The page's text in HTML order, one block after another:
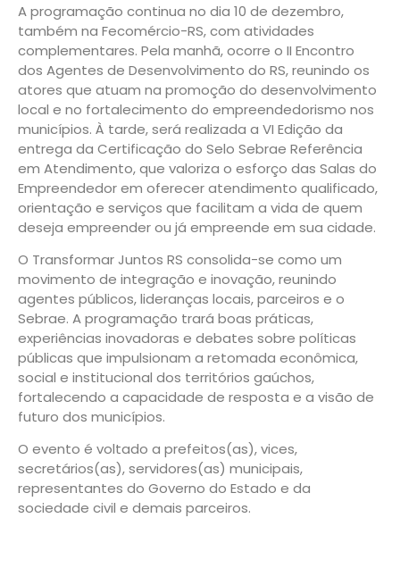
A programação continua no dia 10 de dezembro,
também na Fecomércio-RS, com atividades
complementares. Pela manhã, ocorre o II Encontro
dos Agentes de Desenvolvimento do RS, reunindo os
atores que atuam na promoção do desenvolvimento
local e no fortalecimento do empreendedorismo nos
municípios. À tarde, será realizada a VI Edição da
entrega da Certificação do Selo Sebrae Referência
em Atendimento, que valoriza o esforço das Salas do
Empreendedor em oferecer atendimento qualificado,
orientação e serviços que facilitam a vida de quem
deseja empreender ou já empreende em sua cidade.
O Transformar Juntos RS consolida-se como um
movimento de integração e inovação, reunindo
agentes públicos, lideranças locais, parceiros e o
Sebrae. A programação trará boas práticas,
experiências inovadoras e debates sobre políticas
públicas que impulsionam a retomada econômica,
social e institucional dos territórios gaúchos,
fortalecendo a capacidade de resposta e a visão de
futuro dos municípios.
O evento é voltado a prefeitos(as), vices,
secretários(as), servidores(as) municipais,
representantes do Governo do Estado e da
sociedade civil e demais parceiros.